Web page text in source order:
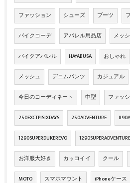
ファッション シューズ ブーツ
バイクコーデ アパレル用品店 メッ
バイクアパレル HAYABUSA おしゃれ
メッシュ デニムパンツ カジュアル
今日のコーディネート 中型 ファッ
250EXCTPISIXDAYS 250ADVENTURE
1290SUPERDUKEREVO
お洋服大好き カッコイイ クール
MOTO スマホマウント iPhoneケース